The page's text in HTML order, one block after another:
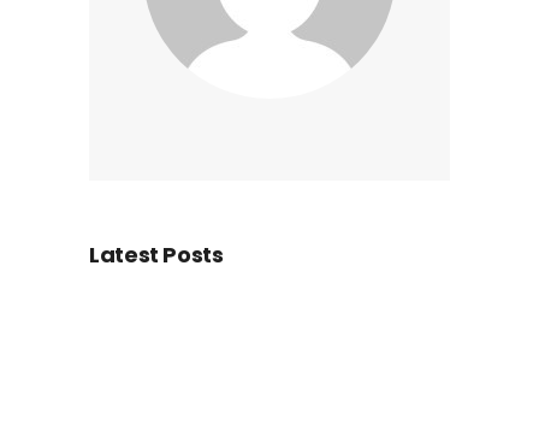
Latest Posts